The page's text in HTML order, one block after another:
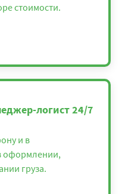
стоимости.
логист 24/7
и в
оформлении,
груза.